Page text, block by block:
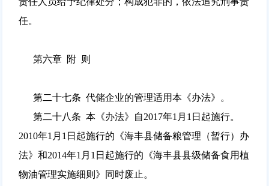
任。
第六章 附 则
第二十七条 代储企业的管理适用本《办法》。
第二十八条 本《办法》自2017年1月1日起施行。
2010年1月1日起施行的《海丰县储备粮管理（暂行）办
法》和2014年1月1日起施行的《海丰县县级储备食用植
物油管理实施细则》同时废止。